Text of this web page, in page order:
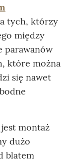
tych, którzy
między
parawanów
które można
się nawet
montaż
dużo
blatem